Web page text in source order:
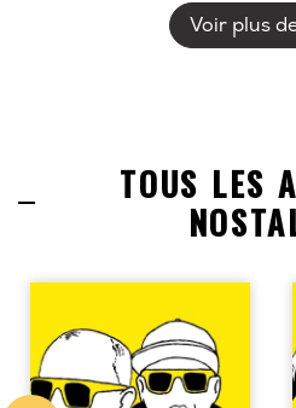
Voir plus
TOUS LES